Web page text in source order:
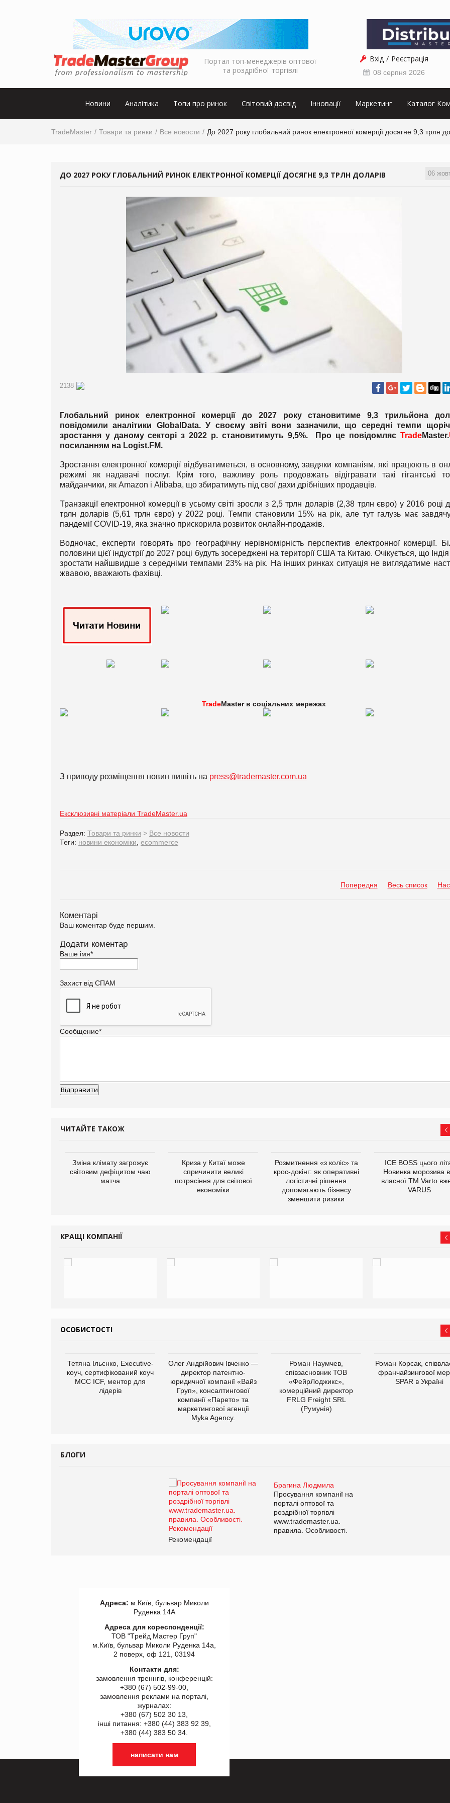
Портал топ-менеджерів оптової
та роздрібної торгівлі
Вхід Реєстрація
08 серпня 2026
Новини Аналітика Топи про ринок Світовий досвід Інновації Маркетинг Каталог
TradeMaster Товари та ринки Все новости До 2027 року глобальний ринок електронної комерції досягне 9,3 трлн
06
ДО 2027 РОКУ ГЛОБАЛЬНИЙ РИНОК ЕЛЕКТРОННОЇ КОМЕРЦІЇ ДОСЯГНЕ 9,3 ТРЛН ДОЛАРІВ
2138
Глобальний ринок електронної комерції до 2027 року становитиме 9,3 трильйона
повідомили аналітики GlobalData. У своєму звіті вони зазначили, що середні темпи
зростання у даному секторі з 2022 р. становитимуть 9,5%. Про це повідомляє TradeMaster.
посиланням на Logist.FM.
Зростання електронної комерції відбуватиметься, в основному, завдяки компаніям, які працюють в
режимі як надавачі послуг. Крім того, важливу роль продовжать відігравати такі гігантські
майданчики, як Amazon і Alibaba, що збиратимуть під свої дахи дрібніших продавців.
Транзакції електронної комерції в усьому світі зросли з 2,5 трлн доларів (2,38 трлн євро) у 2016 році
трлн доларів (5,61 трлн євро) у 2022 році. Темпи становили 15% на рік, але тут галузь має
пандемії COVID-19, яка значно прискорила розвиток онлайн-продажів.
Водночас, експерти говорять про географічну нерівномірність перспектив електронної комерції.
половини цієї індустрії до 2027 році будуть зосереджені на території США та Китаю. Очікується, що
зростати найшвидше з середніми темпами 23% на рік. На інших ринках ситуація не виглядатиме
жвавою, вважають фахівці.
TradeMaster в соціальних мережах
З приводу розміщення новин пишіть на press@trademaster.com.ua
Ексклюзивні матеріали TradeMaster.ua
Раздел: Товари та ринки > Все новости
Теги: новини економіки ecommerce
Попередня Весь список
Коментарі
Ваш коментар буде першим.
Додати коментар
Ваше імя*
Захист від СПАМ
Сообщение*
ЧИТАЙТЕ ТАКОЖ
Зміна клімату загрожує
світовим дефіцитом чаю
матча
Криза у Китаї може
спричинити великі
потрясіння для світової
економіки
Розмитнення «з коліс» та
крос-докінг: як оперативні
логістичні рішення
допомагають бізнесу
зменшити ризики
ICE BOSS цього
Новинка морозива
власної ТМ Varto
VARUS
КРАЩІ КОМПАНІЇ
ОСОБИСТОСТІ
Тетяна Ільєнко, Executive-
коуч, сертифікований коуч
МСС ICF, ментор для
лідерів
Олег Андрійович Івченко —
директор патентно-
юридичної компанії «Вайз
Груп», консалтингової
компанії «Парето» та
маркетингової агенції
Myka Agency.
Роман Наумчев,
співзасновник ТОВ
«ФейрЛоджикс»,
комерційний директор
FRLG Freight SRL
(Румунія)
Роман Корсак,
франчайзингової
SPAR в Україні
БЛОГИ
Брагина Людмила
Просування компанії на
порталі оптової та
роздрібної торгівлі
www.trademaster.ua.
правила. Особливості.
Рекомендації
Адреса: м.Київ, бульвар Миколи
Руденка 14А
Адреса для кореспонденції:
ТОВ "Tрейд Мастер Груп"
м.Київ, бульвар Миколи Руденка 14а,
2 поверх, оф 121, 03194
Контакти для:
замовлення треннгів, конференцій:
+380 (67) 502-99-00,
замовлення реклами на порталі,
журналах:
+380 (67) 502 30 13,
інші питання: +380 (44) 383 92 39,
+380 (44) 383 50 34.
написати нам